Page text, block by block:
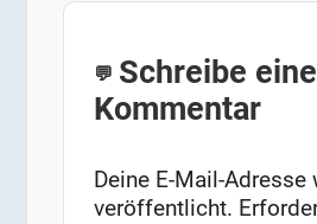
Schreibe
Kommentar
Deine E-Mail-Adresse
veröffentlicht.